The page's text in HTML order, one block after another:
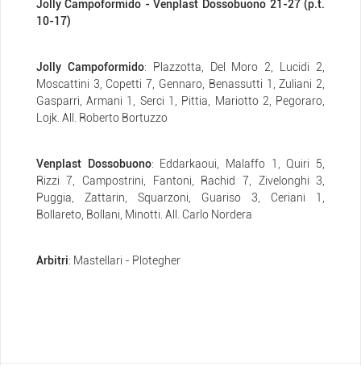
Jolly Campoformido - Venplast Dossobuono 21-27 (p.t.
10-17)
Jolly Campoformido: Plazzotta, Del Moro 2, Lucidi 2,
Moscattini 3, Copetti 7, Gennaro, Benassutti 1, Zuliani 2,
Gasparri, Armani 1, Serci 1, Pittia, Mariotto 2, Pegoraro,
Lojk. All. Roberto Bortuzzo
Venplast Dossobuono: Eddarkaoui, Malaffo 1, Quiri 5,
Rizzi 7, Campostrini, Fantoni, Rachid 7, Zivelonghi 3,
Puggia, Zattarin, Squarzoni, Guariso 3, Ceriani 1,
Bollareto, Bollani, Minotti. All. Carlo Nordera
Arbitri: Mastellari - Plotegher